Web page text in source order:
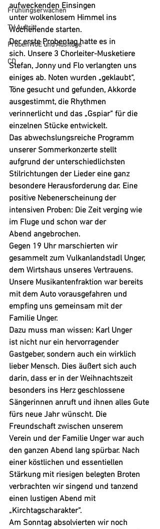
Frühlingserwachen
TV Auftritt
ProbenWoE und Ausflüge
CD
aufweckenden Einsingen
unter wolkenlosem Himmel ins
Wochenende starten.
Der erste Probentag hatte es in
sich. Unsere 3 Chorleiter-Musketiere
Stefan, Jonny und Flo verlangten uns
einiges ab. Noten wurden „geklaubt“,
Töne gesucht und gefunden, Akkorde
ausgestimmt, die Rhythmen
verinnerlicht und das „Gspiar“ für die
einzelnen Stücke entwickelt.
Das abwechslungsreiche Programm
unserer Sommerkonzerte stellt
aufgrund der unterschiedlichsten
Stilrichtungen der Lieder eine ganz
besondere Herausforderung dar. Eine
positive Nebenerscheinung der
intensiven Proben: Die Zeit verging wie
im Fluge und schon war der
Abend angebrochen.
Gegen 19 Uhr marschierten wir
gesammelt zum Vulkanlandstadl Unger,
dem Wirtshaus unseres Vertrauens.
Unsere Musikantenfraktion war bereits
mit dem Auto vorausgefahren und
empfing uns gemeinsam mit der
Familie Unger.
Dazu muss man wissen: Karl Unger
ist nicht nur ein hervorragender
Gastgeber, sondern auch ein wirklich
lieber Mensch. Dies äußert sich auch
darin, dass er in der Weihnachtszeit
besonders ins Herz geschlossene
Sängerinnen anruft und ihnen alles Gute
fürs neue Jahr wünscht. Die
Freundschaft zwischen unserem
Verein und der Familie Unger war auch
den ganzen Abend lang spürbar. Nach
einer köstlichen und essentiellen
Stärkung mit riesigen belegten Broten
verbrachten wir singend und tanzend
einen lustigen Abend mit
„Kirchtagscharakter“.
Am Sonntag absolvierten wir noch